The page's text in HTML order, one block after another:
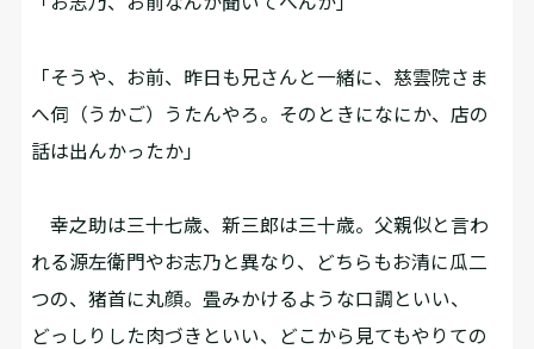
「そうや、お前、昨日も兄さんと一緒に、慈雲院さま
へ伺（うかご）うたんやろ。そのときになにか、店の
話は出んかったか」
幸之助は三十七歳、新三郎は三十歳。父親似と言わ
れる源左衛門やお志乃と異なり、どちらもお清に瓜二
つの、猪首に丸顔。畳みかけるような口調といい、
どっしりした肉づきといい、どこから見てもやりての